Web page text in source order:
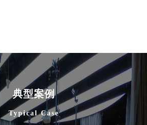
典型案例
Typical Case